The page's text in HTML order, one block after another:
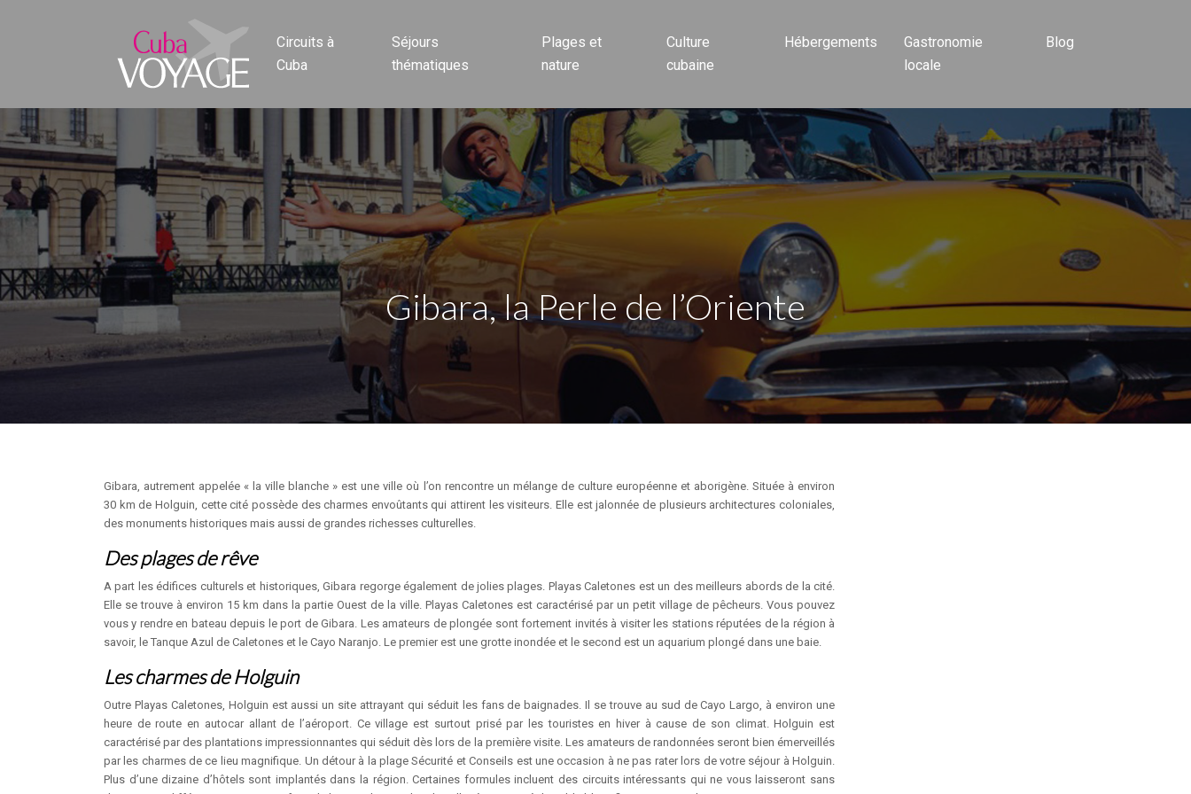
Circuits à
Cuba
Séjours
thématiques
Plages et
nature
Culture
cubaine
Hébergements
Gastronomie
locale
Blog
Gibara, la Perle de l’Oriente
Gibara, autrement appelée « la ville blanche » est une ville où l’on rencontre un mélange de culture européenne et aborigène. Située à environ
30 km de Holguin, cette cité possède des charmes envoûtants qui attirent les visiteurs. Elle est jalonnée de plusieurs architectures coloniales,
des monuments historiques mais aussi de grandes richesses culturelles.
Des plages de rêve
A part les édifices culturels et historiques, Gibara regorge également de jolies plages. Playas Caletones est un des meilleurs abords de la cité.
Elle se trouve à environ 15 km dans la partie Ouest de la ville. Playas Caletones est caractérisé par un petit village de pêcheurs. Vous pouvez
vous y rendre en bateau depuis le port de Gibara. Les amateurs de plongée sont fortement invités à visiter les stations réputées de la région à
savoir, le Tanque Azul de Caletones et le Cayo Naranjo. Le premier est une grotte inondée et le second est un aquarium plongé dans une baie.
Les charmes de Holguin
Outre Playas Caletones, Holguin est aussi un site attrayant qui séduit les fans de baignades. Il se trouve au sud de Cayo Largo, à environ une
heure de route en autocar allant de l’aéroport. Ce village est surtout prisé par les touristes en hiver à cause de son climat. Holguin est
caractérisé par des plantations impressionnantes qui séduit dès lors de la première visite. Les amateurs de randonnées seront bien émerveillés
par les charmes de ce lieu magnifique. Un détour à la plage Sécurité et Conseils est une occasion à ne pas rater lors de votre séjour à Holguin.
Plus d’une dizaine d’hôtels sont implantés dans la région. Certaines formules incluent des circuits intéressants qui ne vous laisseront sans